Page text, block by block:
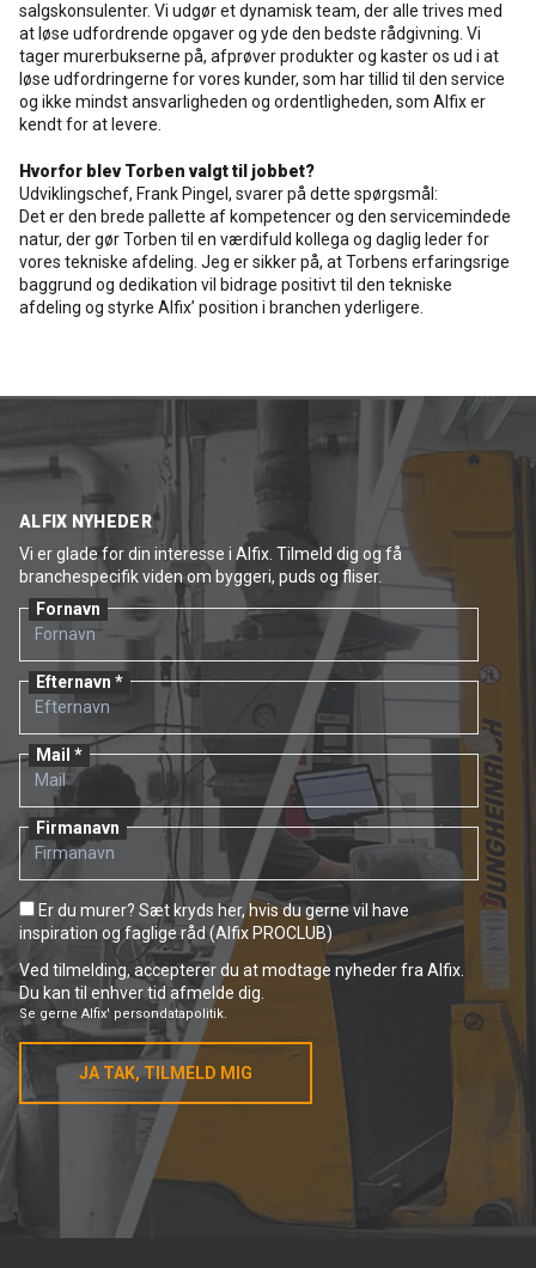
salgskonsulenter. Vi udgør et dynamisk team, der alle trives med
at løse udfordrende opgaver og yde den bedste rådgivning. Vi
tager murerbukserne på, afprøver produkter og kaster os ud i at
løse udfordringerne for vores kunder, som har tillid til den service
og ikke mindst ansvarligheden og ordentligheden, som Alfix er
kendt for at levere.
Hvorfor blev Torben valgt til jobbet?
Udviklingschef, Frank Pingel, svarer på dette spørgsmål:
Det er den brede pallette af kompetencer og den servicemindede
natur, der gør Torben til en værdifuld kollega og daglig leder for
vores tekniske afdeling. Jeg er sikker på, at Torbens erfaringsrige
baggrund og dedikation vil bidrage positivt til den tekniske
afdeling og styrke Alfix’ position i branchen yderligere.
ALFIX NYHEDER
Vi er glade for din interesse i Alfix. Tilmeld dig og få
branchespecifik viden om byggeri, puds og fliser.
Fornavn
Efternavn
Mail
Firmanavn
Er du murer? Sæt kryds her, hvis du gerne vil have
inspiration og faglige råd (Alfix PROCLUB)
Ved tilmelding, accepterer du at modtage nyheder fra Alfix.
Du kan til enhver tid afmelde dig.
Se gerneAlfix' persondatapolitik.
JA TAK, TILMELD MIG